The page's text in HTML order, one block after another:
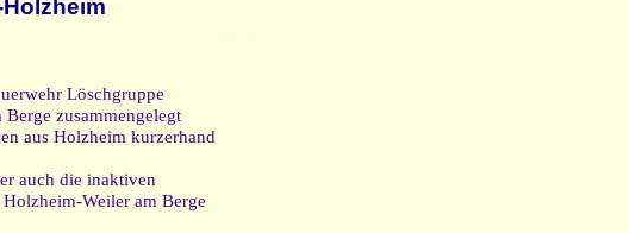
Löschgruppe
zusammengelegt
aus Holzheim kurzerhand
auch die inaktiven
Weiler am Berge